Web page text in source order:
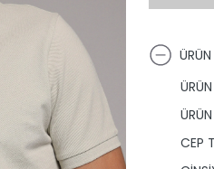
ÜRÜN
CEP